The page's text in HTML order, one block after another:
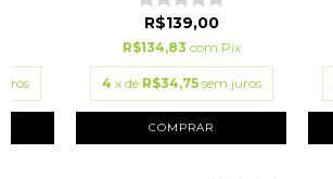
R$139,00
R$134,83 com Pix
4 x de R$34,75 sem juros
COMPRAR